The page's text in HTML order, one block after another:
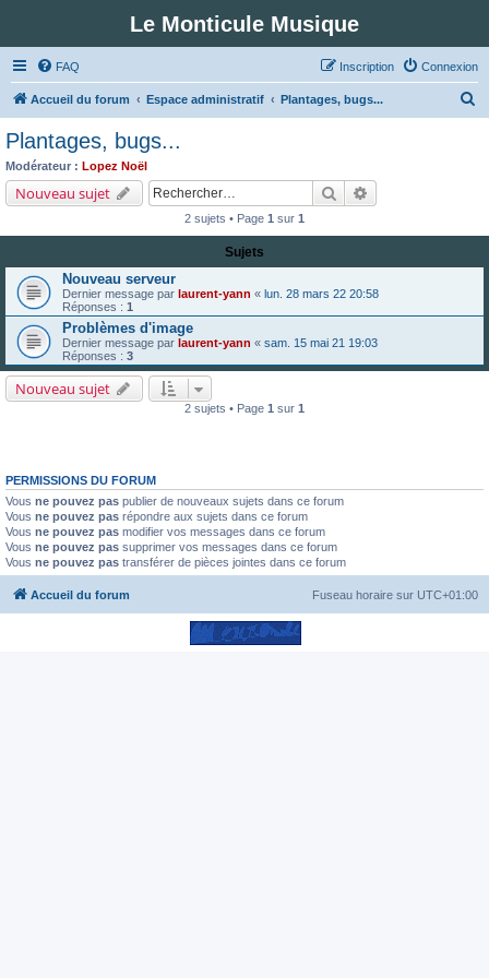
Le Monticule Musique
FAQ Connexion
Inscription
Accueil du forum Espace administratif Plantages, bugs...
Plantages, bugs...
Modérateur : Lopez Noël
Nouveau sujet Rechercher
2 sujets • Page 1 sur 1
Sujets
Nouveau serveur
Dernier message par laurent-yann « lun. 28 mars 22 20:58
Réponses : 1
Problèmes d'image
Dernier message par laurent-yann « sam. 15 mai 21 19:03
Réponses : 3
Nouveau sujet
2 sujets • Page 1 sur 1
PERMISSIONS DU FORUM
Vous ne pouvez pas publier de nouveaux sujets dans ce forum
Vous ne pouvez pas répondre aux sujets dans ce forum
Vous ne pouvez pas modifier vos messages dans ce forum
Vous ne pouvez pas supprimer vos messages dans ce forum
Vous ne pouvez pas transférer de pièces jointes dans ce forum
Accueil du forum Fuseau horaire sur UTC+01:00